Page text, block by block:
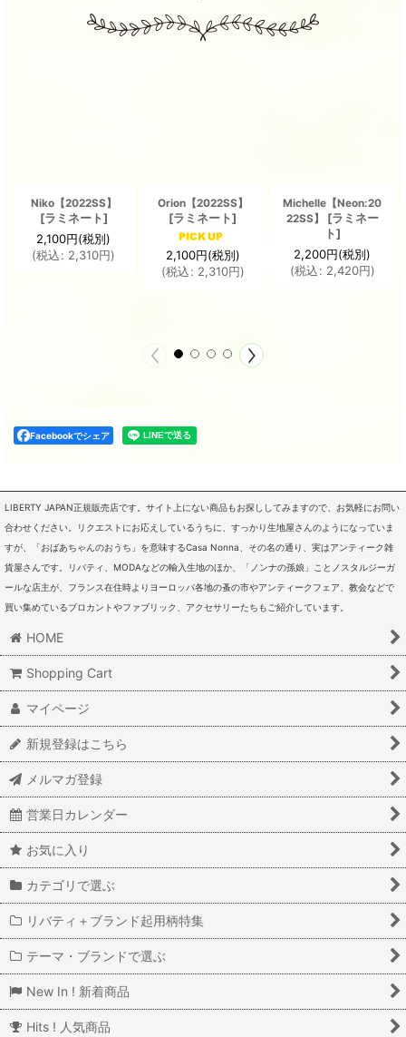
Niko【2022SS】
[ラミネート]
2,100円(税別)
(税込: 2,310円)
Orion【2022SS】
[ラミネート]
2,100円(税別)
(税込: 2,310円)
Michelle【Neon:20
22SS】
[ラミネー
ト]
2,200円(税別)
(税込: 2,420円)
Facebookでシェア
LIBERTY JAPAN正規販売店です。サイト上にない商品もお探ししてみますので、お気軽にお問い
合わせください。リクエストにお応えしているうちに、すっかり生地屋さんのようになっていま
すが、「おばあちゃんのおうち」を意味するCasa Nonna、その名の通り、実はアンティーク雑
貨屋さんです。リバティ、MODAなどの輸入生地のほか、「ノンナの孫娘」ことノスタルジーガ
ールな店主が、フランス在住時よりヨーロッパ各地の蚤の市やアンティークフェア、教会などで
買い集めているブロカントやファブリック、アクセサリーたちもご紹介しています。
HOME
Shopping Cart
マイページ
新規登録はこちら
メルマガ登録
営業日カレンダー
お気に入り
カテゴリで選ぶ
リバティ＋ブランド起用柄特集
テーマ・ブランドで選ぶ
New In ! 新着商品
Hits ! 人気商品